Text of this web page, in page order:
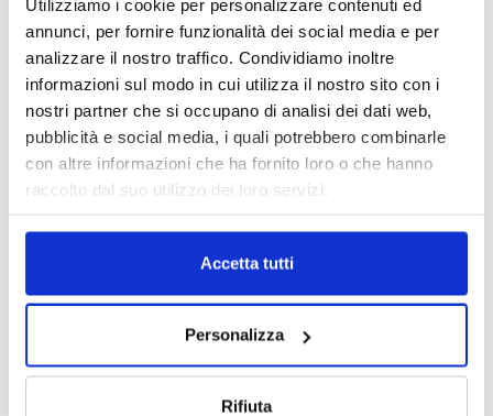
Utilizziamo i cookie per personalizzare contenuti ed
annunci, per fornire funzionalità dei social media e per
analizzare il nostro traffico. Condividiamo inoltre
informazioni sul modo in cui utilizza il nostro sito con i
nostri partner che si occupano di analisi dei dati web,
pubblicità e social media, i quali potrebbero combinarle
con altre informazioni che ha fornito loro o che hanno
raccolto dal suo utilizzo dei loro servizi.
Accetta tutti
Personalizza
Rifiuta
partecipazione alla Convention degli
intermediari partner 2026
MAGNIFICA HUMANITAS (l’impatto
dell’IA sul futuro e oltre)